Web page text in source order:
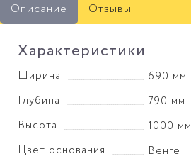
Описание Отзывы
Характеристики
Ширина
690 мм
Глубина
790 мм
Высота
1000 мм
Цвет основания
Венге